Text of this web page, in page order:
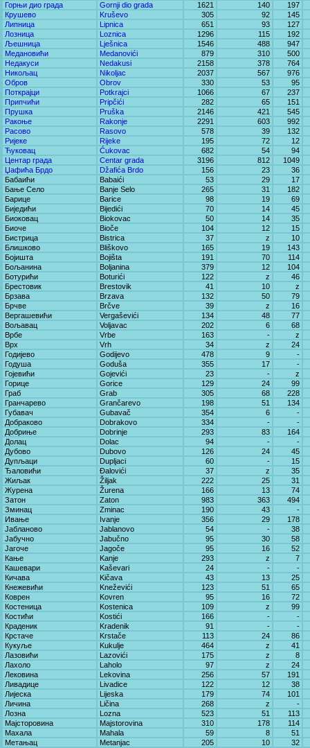
Горњи дио града
Gornji dio grada 1621 140
197
Крушево
Kruševo 305 92
145
Липница
Lipnica 651 93
127
Лозница
Loznica 1296 115
192
Љешница
Lješnica 1546 488
947
Медановићи
Medanovići 879 310
500
Недакуси
Nedakusi 2158 378
764
Никољац
Nikoljac 2037 567
976
Обров
Obrov 330 53
95
Поткрајци
Potkrajci 1066 67
237
Припчићи
Pripčići 282 65
151
Прушка
Pruška 2146 421
545
Ракоње
Rakonje 2291 603
992
Расово
Rasovo 578 39
132
Ријеке
Rijeke 195 72
12
Ћуковац
Ćukovac 682 54
94
Центар града
Centar grada 3196 812
1049
Џафића Брдо
Džafića Brdo 156 23
36
Бабаићи
Babaići 53 29
17
Бање Село
Banje Selo 265 31
182
Барице
Barice 98 19
69
Биједићи
Bijedići 70 14
45
Биоковац
Biokovac 50 14
35
Биоче
Bioče 104 12
15
Бистрица
Bistrica 37 z
10
Блишково
Bliškovo 165 19
143
Бојишта
Bojišta 191 70
114
Бољанина
Boljanina 379 12
104
Ботурићи
Boturići 122 z
46
Брестовик
Brestovik 41 10
z
Брзава
Brzava 132 50
79
Брчве
Brčve 39 z
16
Вергашевићи
Vergaševići 134 48
77
Вољавац
Voljavac 202 6
68
Врбе
Vrbe 163 -
z
Врх
Vrh 34 z
24
Годијево
Godijevo 478 9
-
Годуша
Goduša 355 17
-
Гојевићи
Gojevići 23 -
z
Горице
Gorice 129 24
99
Граб
Grab 305 68
228
Гранчарево
Grančarevo 198 51
134
Губавач
Gubavač 354 6
-
Добраково
Dobrakovo 334 -
-
Добриње
Dobrinje 293 83
164
Долац
Dolac 94 -
-
Дубово
Dubovo 126 24
45
Дупљаци
Dupljaci 60 -
15
Ђаловићи
Đalovići 37 z
35
Жиљак
Žiljak 222 25
31
Журена
Žurena 166 13
74
Затон
Zaton 983 363
494
Зминац
Zminac 190 43
-
Ивање
Ivanje 356 29
178
Јабланово
Jablanovo 54 -
38
Јабучно
Jabučno 95 30
58
Јагоче
Jagoče 95 16
52
Кање
Kanje 293 z
7
Кашевари
Kaševari 24 -
-
Кичава
Kičava 43 13
25
Кнежевићи
Kneževići 123 51
65
Коврен
Kovren 95 16
72
Костеница
Kostenica 109 z
99
Костићи
Kostići 166 -
-
Краденик
Kradenik 91 -
-
Крстаче
Krstače 113 24
86
Кукуље
Kukulje 464 z
41
Лазовићи
Lazovići 175 z
8
Лахоло
Laholo 97 z
24
Лековина
Lekovina 256 57
191
Ливадице
Livadice 122 12
38
Лијеска
Lijeska 179 74
101
Личина
Ličina 268 z
-
Лозна
Lozna 523 51
113
Мајсторовина
Majstorovina 310 178
114
Махала
Mahala 59 8
51
Метањац
Metanjac 205 10 32